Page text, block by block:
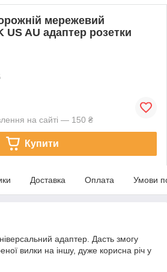
мережевий
US AU адаптер розетки
на сайті — 150 ₴
Купити
Доставка Оплата Умови
адаптер. Дасть змогу
вилки на іншу, дуже корисна річ у